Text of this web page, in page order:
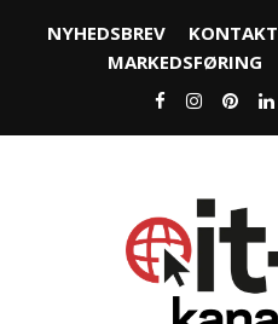
NYHEDSBREV KONTAKT
MARKEDSFØRING